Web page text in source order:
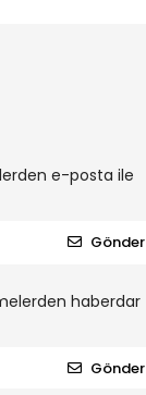
e-posta ile
Gönder
haberdar
Gönder